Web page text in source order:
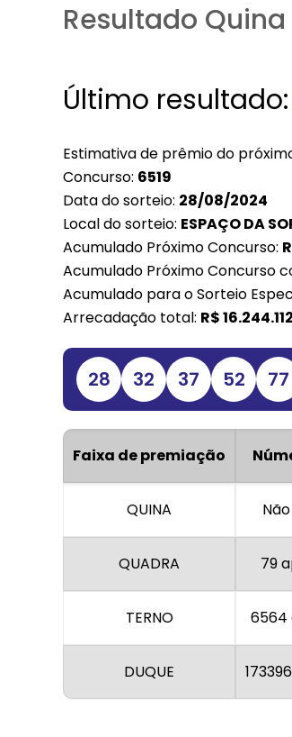
Resultado
Último
Estimativa de prêmio do
Concurso: 6519
Data do sorteio: 28/08/2024
Local do sorteio: ESPAÇO DA
Acumulado Próximo Concurso:
Acumulado Próximo Concurso
Acumulado para o Sorteio
Arrecadação total: R$
28 32 37 52 77
Faixa de premiação
QUINA
QUADRA 79
TERNO 6564
DUQUE